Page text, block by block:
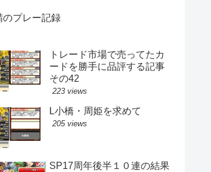
のプレー記録
トレード市場で売ってたカ
ードを勝手に品評する記事
その42
223 views
L小橋・周姫を求めて
205 views
SP17周年後半１０連の結果